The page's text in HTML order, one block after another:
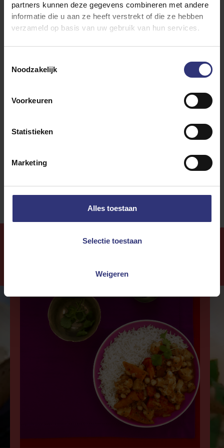
partners kunnen deze gegevens combineren met andere
informatie die u aan ze heeft verstrekt of die ze hebben
verzameld op basis van uw gebruik van hun services.
Noodzakelijk
Voorkeuren
Statistieken
Marketing
Alles toestaan
Selectie toestaan
Weigeren
Vergelijkbare recepten ontdekken